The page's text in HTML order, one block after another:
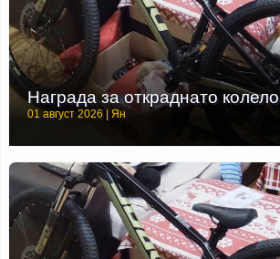
Награда за откраднато колело
01 август 2026 | Ян